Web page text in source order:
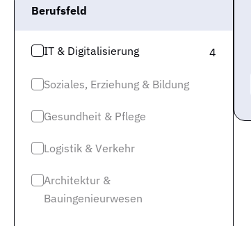
Berufsfeld
IT & Digitalisierung 4
Soziales, Erziehung & Bildung
Gesundheit & Pflege
Logistik & Verkehr
Architektur &
Bauingenieurwesen